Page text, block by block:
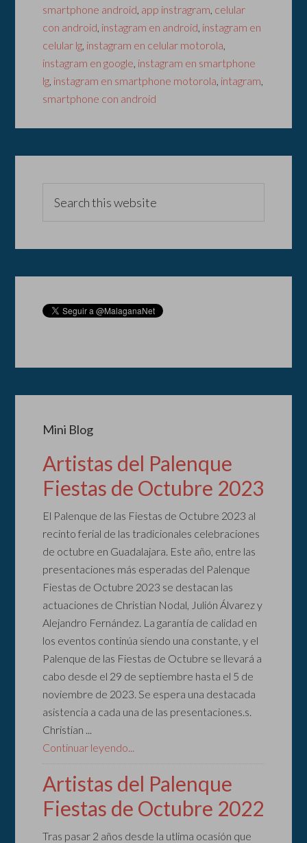
smartphone android, app instragram, celular
con android, instagram en android, instagram en
celular lg, instagram en celular motorola,
instagram en google, instagram en smartphone
lg, instagram en smartphone motorola, intagram,
smartphone con android
Mini Blog
Artistas del Palenque
Fiestas de Octubre 2023
El Palenque de las Fiestas de Octubre 2023 al
recinto ferial de las tradicionales celebraciones
de octubre en Guadalajara. Este año, entre las
presentaciones más esperadas del Palenque
Fiestas de Octubre 2023 se destacan las
actuaciones de Christian Nodal, Julión Álvarez y
Alejandro Fernández. La garantía de calidad en
los eventos continúa siendo una constante, y el
Palenque de las Fiestas de Octubre se llevará a
cabo desde el 29 de septiembre hasta el 5 de
noviembre de 2023. Se espera una destacada
asistencia a cada una de las presentaciones.s.
Christian ...
Continuar leyendo...
Artistas del Palenque
Fiestas de Octubre 2022
Tras pasar 2 años desde la utlima ocasión que